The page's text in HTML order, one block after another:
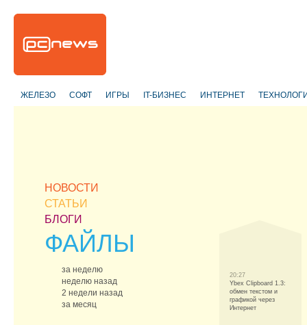
ЖЕЛЕЗО СОФТ ИГРЫ IT-БИЗНЕС ИНТЕРНЕТ
НОВОСТИ
СТАТЬИ
БЛОГИ
ФАЙЛЫ
за неделю
неделю назад
2 недели назад
за месяц
20:27
Ybex Clipboard 1.3:
обмен текстом и
графикой через
Интернет